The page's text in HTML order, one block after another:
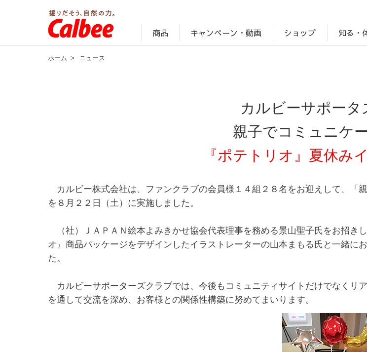
商品 キャンペーン・動画 ショップ 知る・
ホーム > ニュース
カルビーサポータ
親子でコミュニケ
『ポテトリオ』夏休み
カルビー株式会社は、ファンクラブの会員様１４組２８名をお迎えして、「
を８月２２日（土）に実施しました。
（社）ＪＡＰＡＮ絵本よみきかせ協会代表理事を務める景山聖子氏をお招き
オ』商品パッケージをデザインしたイラストレーターの山本まもる氏と一緒に
た。
カルビーサポーターズクラブでは、今後もコミュニティサイトだけでなくリ
を通して交流を深め、お客様との関係性構築に努めてまいります。